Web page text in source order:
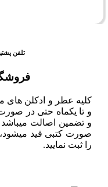
تلفن پشتیبانی
کلیه عطر و ادکلن های
و تا یکماه حتی در
و تضمین اصالت میباشد
صورت کتبی قید
را ثبت نمایید.